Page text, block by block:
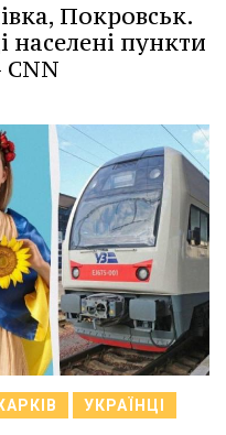
Покровськ.
населені пункти
УКРАЇНЦІ